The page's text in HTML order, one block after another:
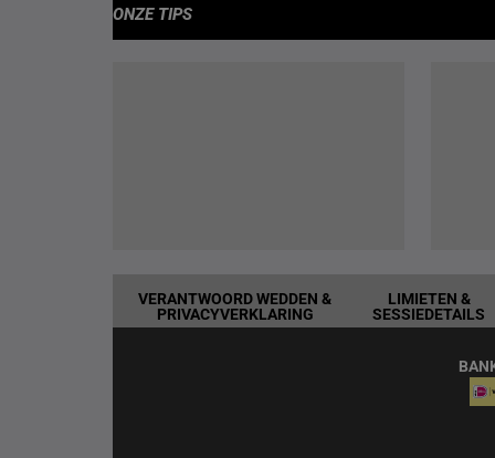
ONZE TIPS
VERANTWOORD WEDDEN &
PRIVACYVERKLARING
LIMIETEN &
SESSIEDETAILS